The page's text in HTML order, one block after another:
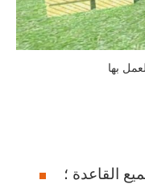
بها
القاعدة ؛